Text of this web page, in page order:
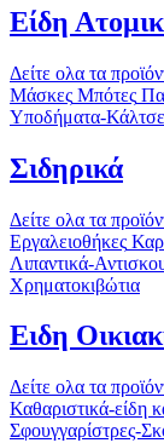
Είδη
Δείτε ολα τα
Μάσκες Μπότες
Υποδήματα-
Σιδηρικά
Δείτε ολα τα
Εργαλειοθήκες
Λιπαντικά-
Χρηματοκιβώτια
Ειδη
Δείτε ολα τα
Καθαριστικά-είδη
Σφουγγαρίστρες-